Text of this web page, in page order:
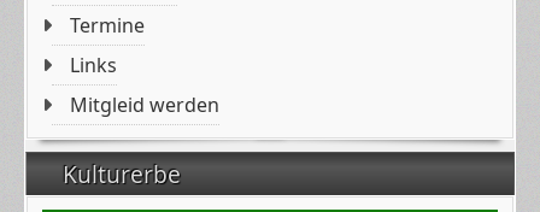
Termine
Links
Mitgleid werden
Kulturerbe